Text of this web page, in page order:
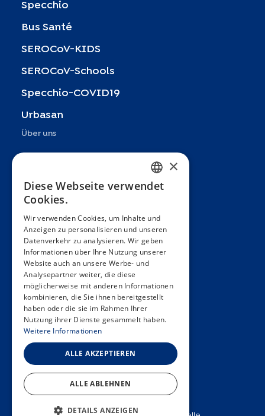
Specchio
Bus Santé
SEROCoV-KIDS
SEROCoV-Schools
Specchio-COVID19
Urbasan
Über uns
Teams
Partner
Veröffentlichungen
Zoom In
FAQ
Kontakt
Allgemeine Bedingungen
Hôpitaux Universitaires Genève
Université de Genève
FRENCH
SPANISH
GERMAN
PORTUGUESE
×
Diese Webseite verwendet
Cookies.
Wir verwenden Cookies, um Inhalte und
Anzeigen zu personalisieren und unseren
Datenverkehr zu analysieren. Wir geben
Informationen über Ihre Nutzung unserer
Website auch an unsere Werbe- und
Analysepartner weiter, die diese
möglicherweise mit anderen Informationen
kombinieren, die Sie ihnen bereitgestellt
haben oder die sie im Rahmen Ihrer
Nutzung ihrer Dienste gesammelt haben.
Weitere Informationen
ALLE AKZEPTIEREN
ALLE ABLEHNEN
DETAILS ANZEIGEN